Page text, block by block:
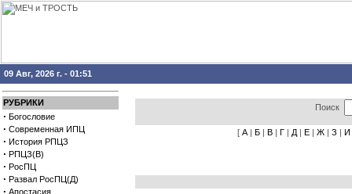
09 Авг, 2026 г. - 01:51
РУБРИКИ
· Богословие
· Современная ИПЦ
· История РПЦЗ
· РПЦЗ(В)
· РосПЦ
· Развал РосПЦ(Д)
· Апостасия
Поиск
[ А | Б | В | Г | Д | Е | Ж | З | И